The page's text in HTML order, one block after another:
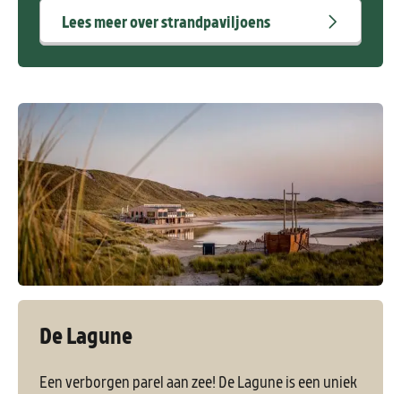
Lees meer over strandpaviljoens
De Lagune
Een verborgen parel aan zee! De Lagune is een uniek